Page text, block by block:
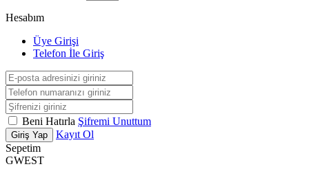
Hesabım
Üye Girişi
Telefon İle Giriş
Beni Hatırla Şifremi Unuttum
Giriş Yap
Kayıt Ol
Sepetim
GWEST